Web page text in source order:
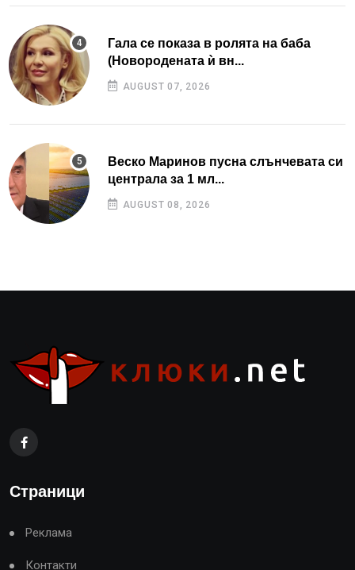
Гала се показа в ролята на баба
(Новородената ѝ вн...
AUGUST 07, 2026
Веско Маринов пусна слънчевата си
централа за 1 мл...
AUGUST 08, 2026
Страници
Реклама
Контакти